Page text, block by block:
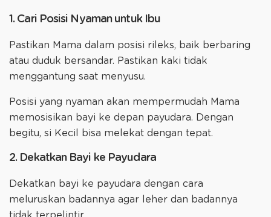
1. Cari Posisi Nyaman untuk Ibu
Pastikan Mama dalam posisi rileks, baik berbaring
atau duduk bersandar. Pastikan kaki tidak
menggantung saat menyusu.
Posisi yang nyaman akan mempermudah Mama
memosisikan bayi ke depan payudara. Dengan
begitu, si Kecil bisa melekat dengan tepat.
2. Dekatkan Bayi ke Payudara
Dekatkan bayi ke payudara dengan cara
meluruskan badannya agar leher dan badannya